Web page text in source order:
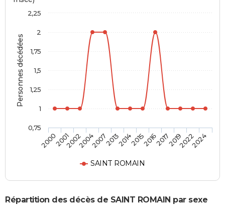
Personnes décédées
SAINT ROMAIN
2000200120022004200720132014201520162017201920222024
0,75
1
1,25
1,5
1,75
2
2,25
Répartition des décès de SAINT ROMAIN par sexe